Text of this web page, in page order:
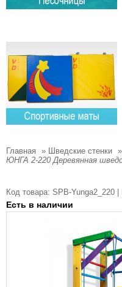
Главная » Шведские стенки »
ЮНГА 2-220 Деревянная
Код товара: SPB-Yunga2_220 |
Есть в наличии